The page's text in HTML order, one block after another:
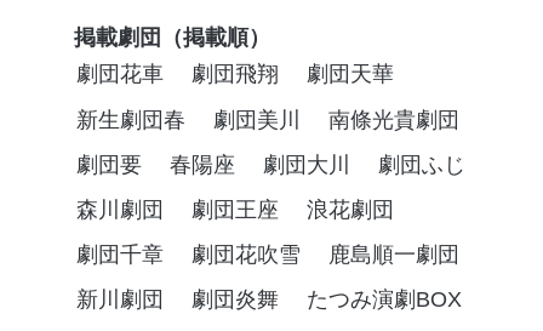
掲載劇団（掲載順）
劇団花車
劇団飛翔
劇団天華
新生劇団春
劇団美川
南條光貴劇団
劇団要
春陽座 劇団大川
劇団ふじ
森川劇団
劇団王座
浪花劇団
劇団千章
劇団花吹雪
鹿島順一劇団
新川劇団
劇団炎舞
たつみ演劇BOX